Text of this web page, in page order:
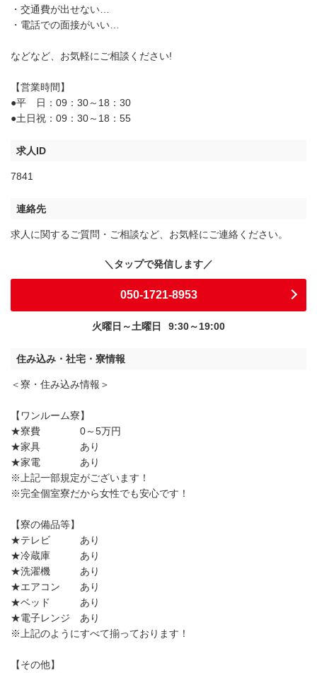
・交通費が出せない…
・電話での面接がいい…
などなど、お気軽にご相談ください!
【営業時間】
●平 日：09：30～18：30
●土日祝：09：30～18：55
求人ID
7841
連絡先
求人に関するご質問・ご相談など、お気軽にご連絡ください。
050-1721-8953
火曜日～土曜日 9:30～19:00
住み込み・社宅・寮情報
＜寮・住み込み情報＞
【ワンルーム寮】
★寮費 0～5万円
★家具 あり
★家電 あり
※上記一部規定がございます！
※完全個室寮だから女性でも安心です！
【寮の備品等】
★テレビ あり
★冷蔵庫 あり
★洗濯機 あり
★エアコン あり
★ベッド あり
★電子レンジ あり
※上記のようにすべて揃っております！
【その他】